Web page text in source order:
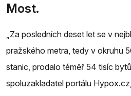
Most.
„Za posledních deset let se v
pražského metra, tedy v okruhu
stanic, prodalo téměř 54 tisíc
spoluzakladatel portálu